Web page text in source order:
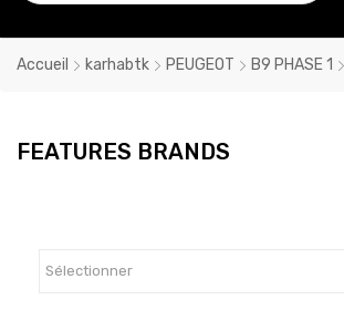
250DT D'ACHATS
Accueil karhabtk PEUGEOT B9 PHASE 1
FEATURES BRANDS
Sélectionner